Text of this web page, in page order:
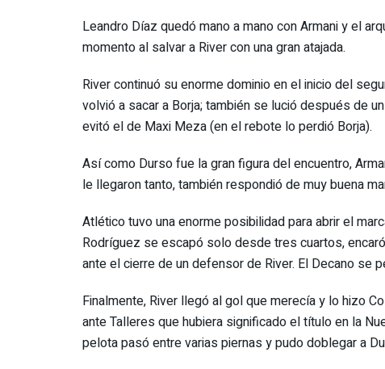
Leandro Díaz quedó mano a mano con Armani y el
momento al salvar a River con una gran atajada.
River continuó su enorme dominio en el inicio del
volvió a sacar a Borja; también se lució después de
evitó el de Maxi Meza (en el rebote lo perdió Borja).
Así como Durso fue la gran figura del encuentro,
le llegaron tanto, también respondió de muy buena
Atlético tuvo una enorme posibilidad para abrir el
Rodríguez se escapó solo desde tres cuartos,
ante el cierre de un defensor de River. El Decano se
Finalmente, River llegó al gol que merecía y lo hizo
ante Talleres que hubiera significado el título en la
pelota pasó entre varias piernas y pudo doblegar a